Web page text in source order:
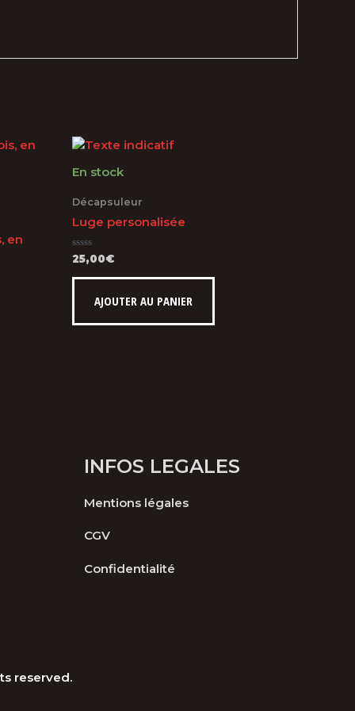
en
En stock
Décapsuleur
Luge personalisée
Note
sur
25,00€
AJOUTER AU PANIER
INFOS LEGALES
Mentions légales
CGV
Confidentialité
reserved.